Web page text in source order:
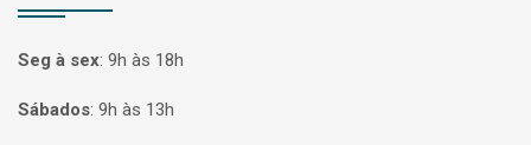
Seg à sex: 9h às 18h
Sábados: 9h às 13h